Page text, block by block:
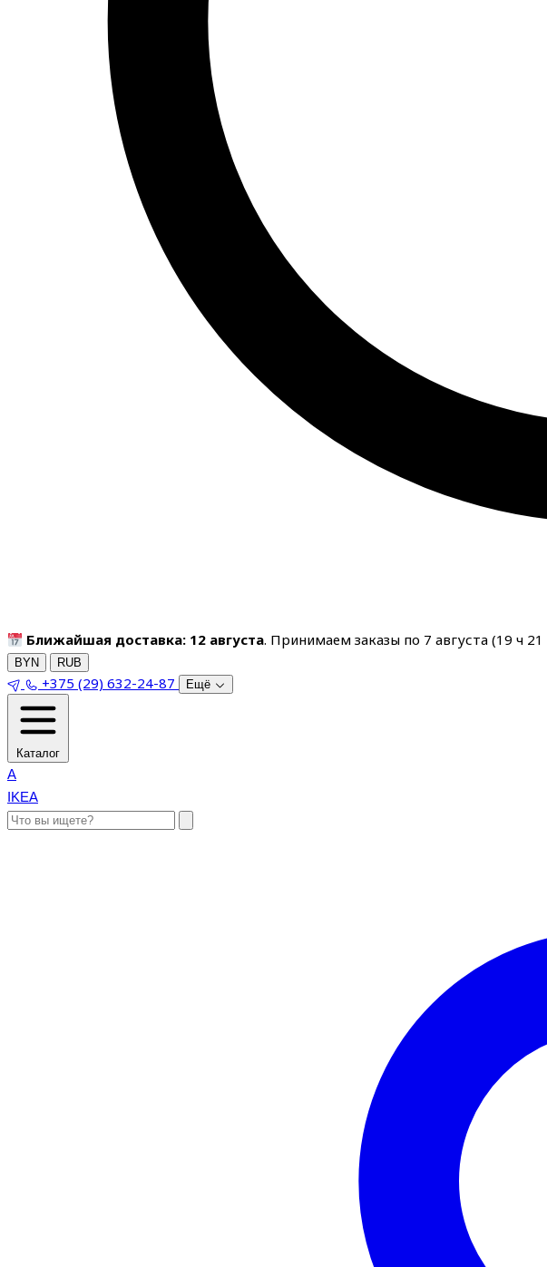
Ближайшая доставка: 12 августа. Принимаем заказы по 7 августа (19 ч 21
BYN RUB
+375 (29) 632-24-87 Ещё
Каталог
A
IKEA